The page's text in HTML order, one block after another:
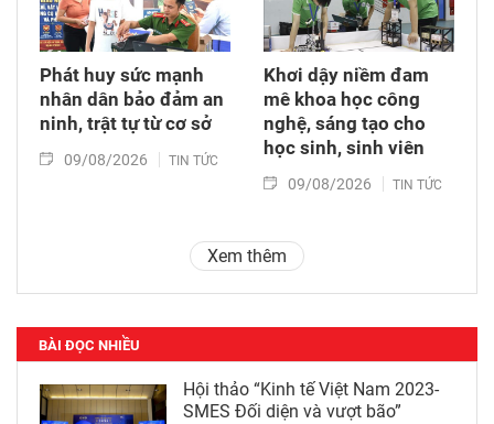
Phát huy sức mạnh
nhân dân bảo đảm an
ninh, trật tự từ cơ sở
09/08/2026 TIN TỨC
Khơi dậy niềm đam
mê khoa học công
nghệ, sáng tạo cho
học sinh, sinh viên
09/08/2026 TIN TỨC
Xem thêm
BÀI ĐỌC NHIỀU
Hội thảo “Kinh tế Việt Nam 2023-
SMES Đối diện và vượt bão”